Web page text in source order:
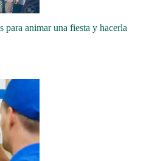
para animar una fiesta y hacerla